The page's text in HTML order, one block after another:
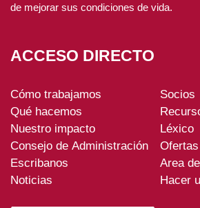
de mejorar sus condiciones de vida.
ACCESO DIRECTO
ADA-
footer
Cómo trabajamos
Qué hacemos
Nuestro impacto
Consejo de Administración
Escribanos
Noticias
Socios
Léxico
Area
Hacer